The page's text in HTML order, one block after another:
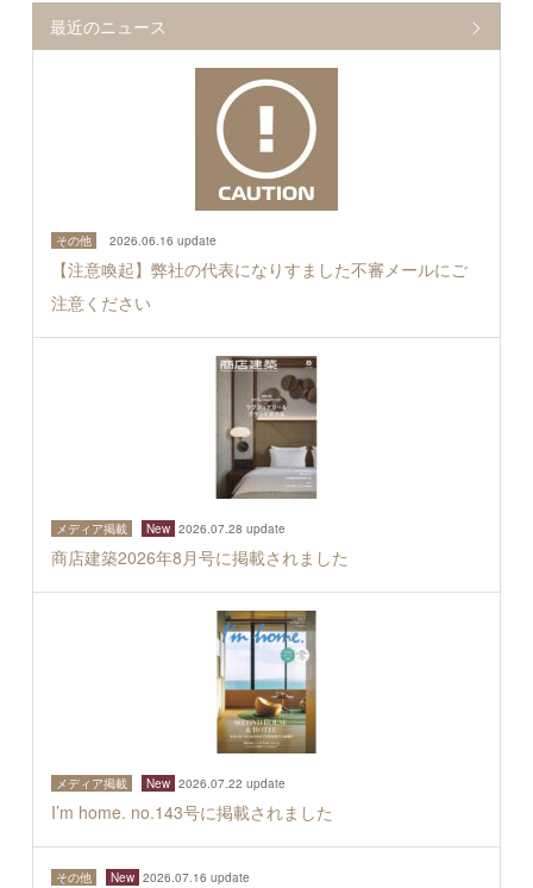
最近のニュース
その他 2026.06.16 update
【注意喚起】弊社の代表になりすました不審メールにご
注意ください
メディア掲載 New 2026.07.28 update
商店建築2026年8月号に掲載されました
メディア掲載 New 2026.07.22 update
I’m home. no.143号に掲載されました
その他 New 2026.07.16 update